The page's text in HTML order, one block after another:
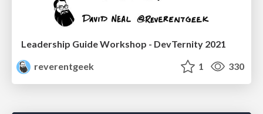
Leadership Guide Workshop - DevTernity 2021
reverentgeek
1 330